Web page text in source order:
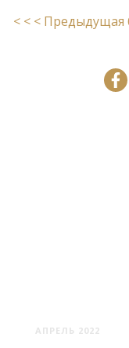
< < < Предыдущая
АПРЕЛЬ 2022